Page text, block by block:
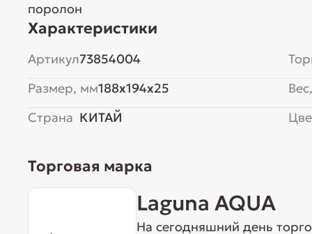
поролон
Характеристики
Артикул73854004
Размер, мм188x194x25
Страна КИТАЙ
Торговая марка
Laguna AQUA
На сегодняшний день